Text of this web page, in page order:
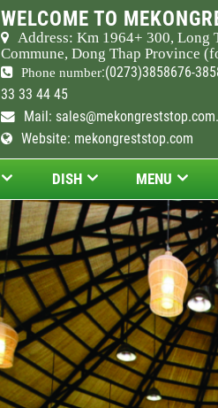
WELCOME TO
Address: Km 1964+ 300, Long
Commune, Dong Thap Province
Phone number:(0273)3858676-
33 33 44 45
Mail:
Website: mekongreststop.com
DISH MENU